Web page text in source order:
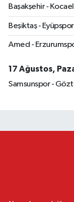
Başakşehir -
Beşiktaş - Eyüpspor
Amed -
17 Ağustos,
Samsunspor -